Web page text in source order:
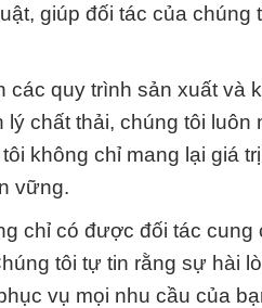
giúp đối tác của chúng
quy trình sản xuất và
chất thải, chúng tôi luôn
không chỉ mang lại giá
vững.
chỉ có được đối tác cung
tôi tự tin rằng sự hài
vụ mọi nhu cầu của